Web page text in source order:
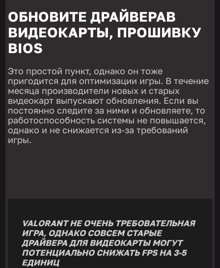
ОБНОВИТЕ ДРАЙВЕРАВ
ВИДЕОКАРТЫ, ПРОШИВКУ
BIOS
Это простой пункт, однако он тоже
пригодится для оптимизации игры. В течение
месяца производители новых и старых
видеокарт выпускают обновления. Если вы
постоянно следите за ними и обновляете, то
работоспособность системы не повышается,
однако и не снижается из-за требований
игры.
VALORANT НЕ ОЧЕНЬ ТРЕБОВАТЕЛЬНАЯ
ИГРА, ОДНАКО СОВСЕМ СТАРЫЕ
ДРАЙВЕРА ДЛЯ ВИДЕОКАРТЫ МОГУТ
ПОТЕНЦИАЛЬНО СНИЖАТЬ FPS НА 3-5
ЕДИНИЦ